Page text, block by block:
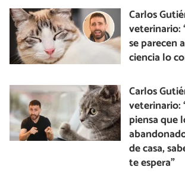
Carlos
veterinario:
se parecen
ciencia lo
Carlos
veterinario:
piensa que
de casa,
te espera”